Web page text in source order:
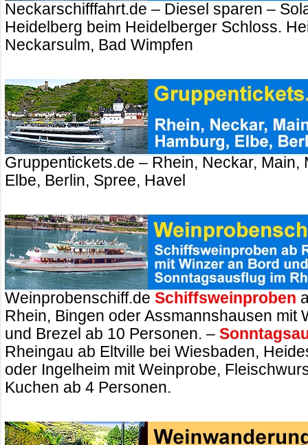
Neckarschifffahrt.de – Diesel sparen –
Heidelberg beim Heidelberger Schloss.
Neckarsulm, Bad Wimpfen
Gruppentickets.de – Rhein, Neckar, Main,
Elbe, Berlin, Spree, Havel
Weinprobenschiff.de Schiffsweinproben
Rhein, Bingen oder Assmannshausen mit
und Brezel ab 10 Personen. –
Rheingau ab Eltville bei Wiesbaden,
oder Ingelheim mit Weinprobe,
Kuchen ab 4 Personen.